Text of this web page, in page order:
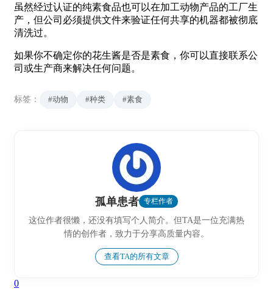
虽然经过认证的纯素食品也可以在加工动物产品的工厂生
产，但公司必须提供文件来验证任何共享的机器都被彻底
清洗过。
如果你不确定你的花生酱是否是素食，你可以直接联系公
司或生产商来解决任何问题。
标签： #动物 #种类 #素食
孤单患者 专栏作者
这位作者很懒，还没有填写个人简介。但TA是一位充满热
情的创作者，致力于分享高质量内容。
查看TA的所有文章
0